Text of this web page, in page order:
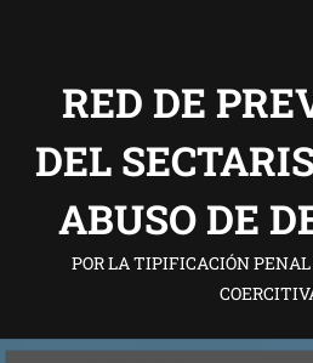
RED DE
DEL
ABUSO DE
POR LA TIPIFICACIÓN